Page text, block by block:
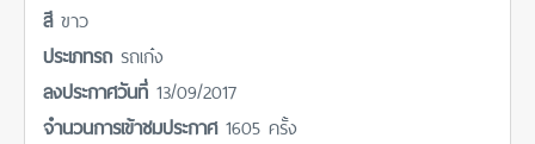
สี ขาว
ประเภทรถ รถเก๋ง
ลงประกาศวันที่ 13/09/2017
จำนวนการเข้าชมประกาศ 1605 ครั้ง